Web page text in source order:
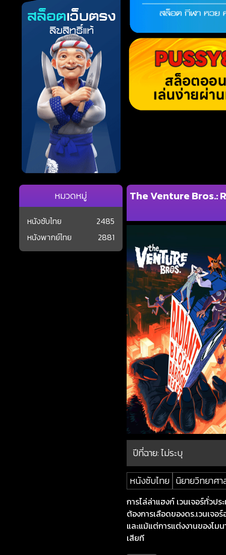
The Venture Bros.:
ปีที่ฉาย:ไม่ระบุ
หนังซับไทย นิยายวิทยาศ
การไล่ล่าแฮงก์ เวนเจอร์ทั่วป
ต้องการเลือดของดร.เวนเจอ
และแม้แต่การแต่งงานของโม
เสียที
หมวดหมู่
หนังซับไทย
2485
หนังพากย์ไทย
2881